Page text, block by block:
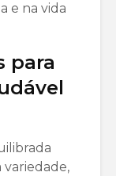
e na vida
para
variedade,